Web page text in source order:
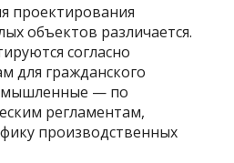
проектирования
объектов различается.
согласно
для гражданского
— по
регламентам,
производственных